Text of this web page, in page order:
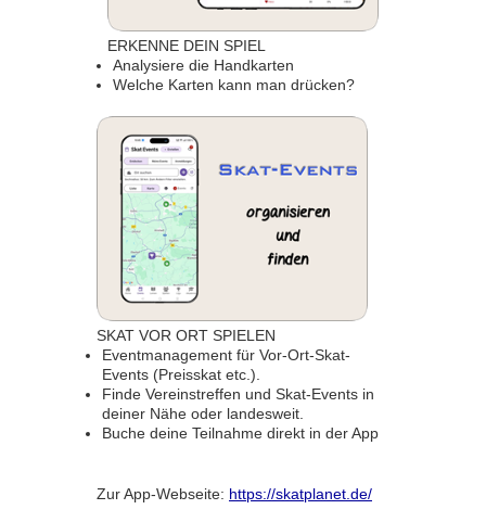
ERKENNE DEIN SPIEL
Analysiere die Handkarten
Welche Karten kann man drücken?
SKAT VOR ORT SPIELEN
Eventmanagement für Vor-Ort-Skat-
Events (Preisskat etc.).
Finde Vereinstreffen und Skat-Events in
deiner Nähe oder landesweit.
Buche deine Teilnahme direkt in der App
Zur App-Webseite: https://skatplanet.de/